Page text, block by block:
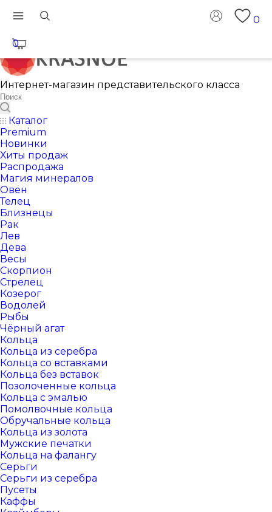
0
0
Интернет-магазин представительского класса
Каталог
Premium
Новинки
Хиты продаж
Распродажа
Магия минералов
Овен
Телец
Близнецы
Рак
Лев
Дева
Весы
Скорпион
Стрелец
Козерог
Водолей
Рыбы
Чёрный агат
Кольца
Кольца из серебра
Кольца со вставками
Кольца без вставок
Позолоченные кольца
Кольца с эмалью
Помолвочные кольца
Обручальные кольца
Кольца из золота
Мужские печатки
Кольца на фалангу
Серьги
Серьги из серебра
Пусеты
Каффы